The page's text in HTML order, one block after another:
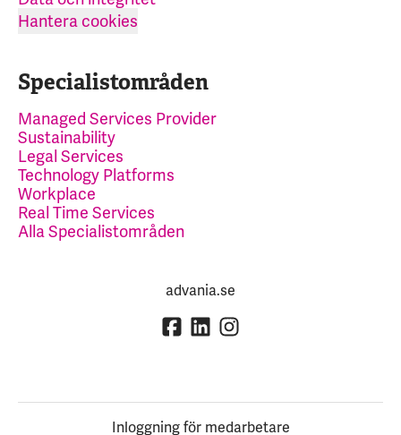
Hantera cookies
Specialistområden
Managed Services Provider
Sustainability
Legal Services
Technology Platforms
Workplace
Real Time Services
Alla Specialistområden
advania.se
Inloggning för medarbetare